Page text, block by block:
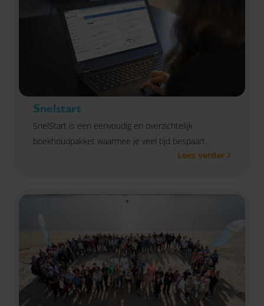
Snelstart
SnelStart is een eenvoudig en overzichtelijk
boekhoudpakket waarmee je veel tijd bespaart.
Lees verder